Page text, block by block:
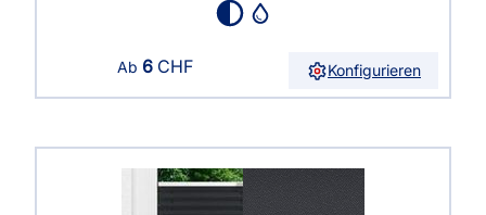
Ab 6 CHF Konfigurieren